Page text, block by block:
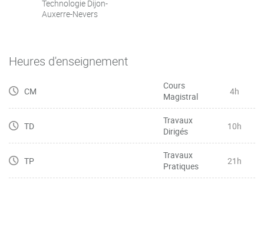
Technologie Dijon-
Auxerre-Nevers
Heures d'enseignement
CM
Cours
Magistral
4h
TD
Travaux
Dirigés
10h
TP
Travaux
Pratiques
21h